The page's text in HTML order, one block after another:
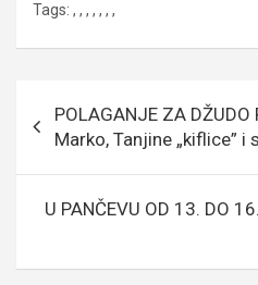
ce
o
o
k
g
e
Tags: , , , , , , ,
чланка
POLAGANJE ZA
Marko, Tanjine „kiflice” i
U PANČEVU OD 13. DO